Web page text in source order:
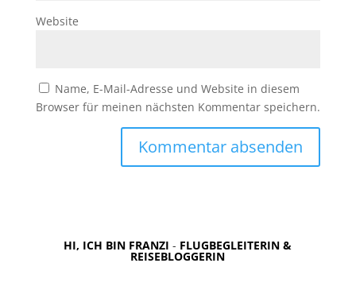
Website
Name, E-Mail-Adresse und Website in diesem
Browser für meinen nächsten Kommentar speichern.
HI, ICH BIN FRANZI - FLUGBEGLEITERIN &
REISEBLOGGERIN